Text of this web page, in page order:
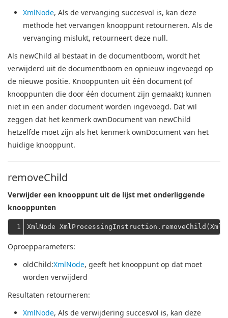
XmlNode, Als de vervanging succesvol is, kan deze
methode het vervangen knooppunt retourneren. Als de
vervanging mislukt, retourneert deze null.
Als newChild al bestaat in de documentboom, wordt het
verwijderd uit de documentboom en opnieuw ingevoegd op
de nieuwe positie. Knooppunten uit één document (of
knooppunten die door één document zijn gemaakt) kunnen
niet in een ander document worden ingevoegd. Dat wil
zeggen dat het kenmerk ownDocument van newChild
hetzelfde moet zijn als het kenmerk ownDocument van het
huidige knooppunt.
removeChild
Verwijder een knooppunt uit de lijst met onderliggende
knooppunten
1
Oproepparameters:
oldChild:XmlNode, geeft het knooppunt op dat moet
worden verwijderd
Resultaten retourneren:
XmlNode, Als de verwijdering succesvol is, kan deze